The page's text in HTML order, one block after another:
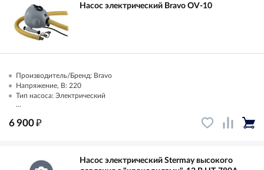
Насос электрический Bravo OV-10
Производитель/Бренд: Bravo
Напряжение, В: 220
Тип насоса: Электрический
...
6 900₽
Насос электрический Stermay высокого